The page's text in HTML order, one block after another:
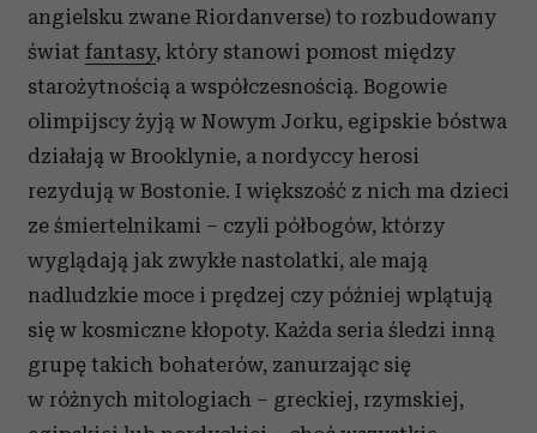
angielsku zwane Riordanverse) to rozbudowany
świat fantasy, który stanowi pomost między
starożytnością a współczesnością. Bogowie
olimpijscy żyją w Nowym Jorku, egipskie bóstwa
działają w Brooklynie, a nordyccy herosi
rezydują w Bostonie. I większość z nich ma dzieci
ze śmiertelnikami – czyli półbogów, którzy
wyglądają jak zwykłe nastolatki, ale mają
nadludzkie moce i prędzej czy później wplątują
się w kosmiczne kłopoty. Każda seria śledzi inną
grupę takich bohaterów, zanurzając się
w różnych mitologiach – greckiej, rzymskiej,